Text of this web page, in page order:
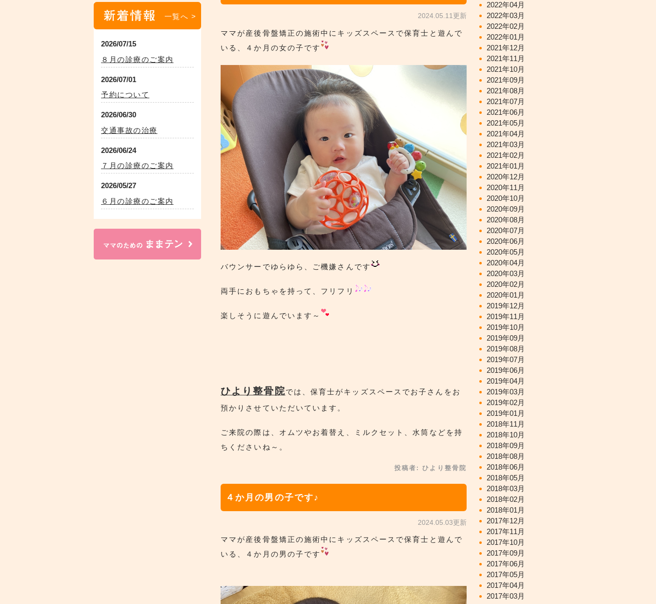
2024.05.11更新
ママが産後骨盤矯正の施術中にキッズスペースで保育士と遊んで
いる、４か月の女の子です
バウンサーでゆらゆら、ご機嫌さんです
両手におもちゃを持って、フリフリ
楽しそうに遊んでいます～
ひより整骨院では、保育士がキッズスペースでお子さんをお
預かりさせていただいています。
ご来院の際は、オムツやお着替え、ミルクセット、水筒などを持
ちくださいね～。
投稿者:ひより整骨院
４か月の男の子です♪
2024.05.03更新
ママが産後骨盤矯正の施術中にキッズスペースで保育士と遊んで
いる、４か月の男の子です
2022年04月
2022年03月
2022年02月
2022年01月
2021年12月
2021年11月
2021年10月
2021年09月
2021年08月
2021年07月
2021年06月
2021年05月
2021年04月
2021年03月
2021年02月
2021年01月
2020年12月
2020年11月
2020年10月
2020年09月
2020年08月
2020年07月
2020年06月
2020年05月
2020年04月
2020年03月
2020年02月
2020年01月
2019年12月
2019年11月
2019年10月
2019年09月
2019年08月
2019年07月
2019年06月
2019年04月
2019年03月
2019年02月
2019年01月
2018年11月
2018年10月
2018年09月
2018年08月
2018年06月
2018年05月
2018年03月
2018年02月
2018年01月
2017年12月
2017年11月
2017年10月
2017年09月
2017年06月
2017年05月
2017年04月
2017年03月
新着情報 一覧へ >
2026/07/15
８月の診療のご案内
2026/07/01
予約について
2026/06/30
交通事故の治療
2026/06/24
７月の診療のご案内
2026/05/27
６月の診療のご案内